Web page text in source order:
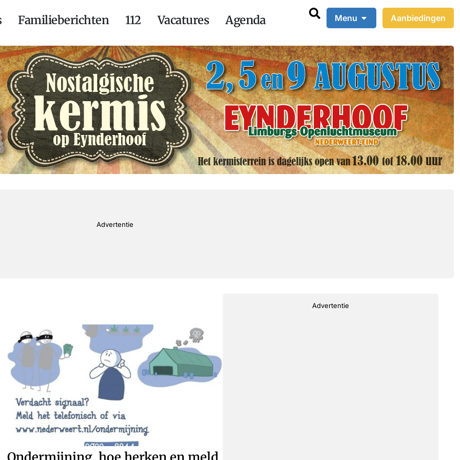
Familieberichten 112 Vacatures Agenda Menu Aanbiedingen
Advertentie
Advertentie